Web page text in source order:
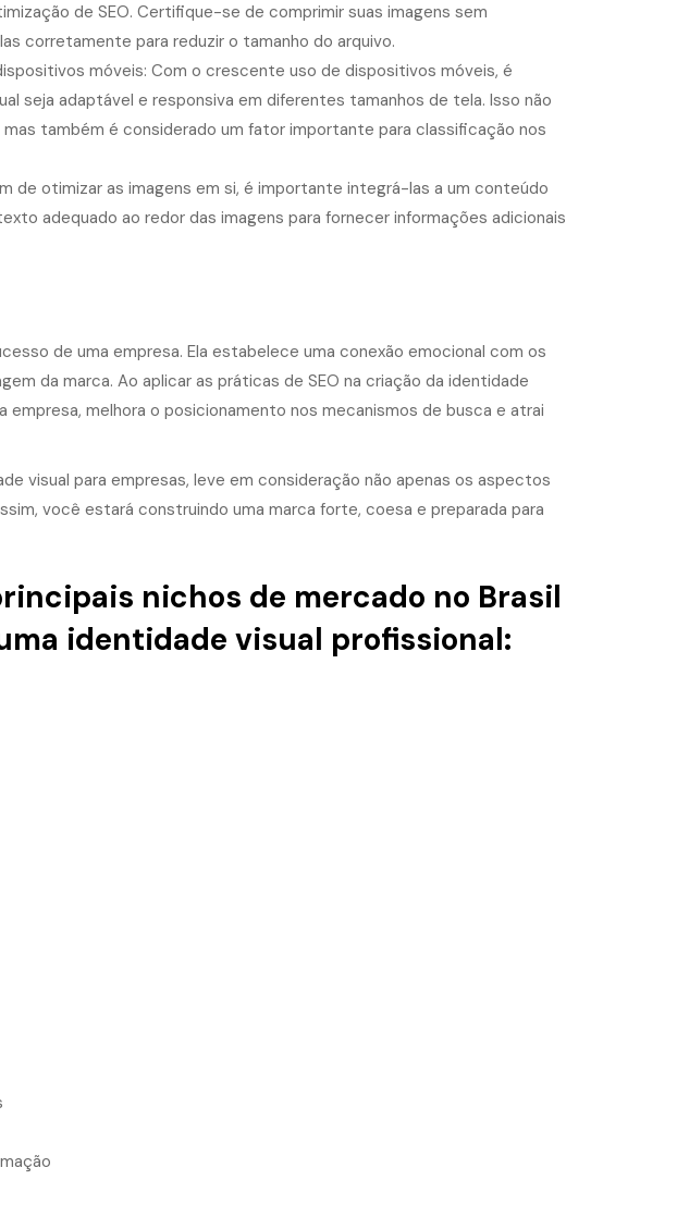
de SEO. Certifique-se de comprimir suas imagens sem
corretamente para reduzir o tamanho do arquivo.
móveis: Com o crescente uso de dispositivos móveis, é
seja adaptável e responsiva em diferentes tamanhos de tela. Isso não
mas também é considerado um fator importante para classificação nos
de otimizar as imagens em si, é importante integrá-las a um conteúdo
adequado ao redor das imagens para fornecer informações adicionais
de uma empresa. Ela estabelece uma conexão emocional com os
da marca. Ao aplicar as práticas de SEO na criação da identidade
empresa, melhora o posicionamento nos mecanismos de busca e atrai
visual para empresas, leve em consideração não apenas os aspectos
você estará construindo uma marca forte, coesa e preparada para
nichos de mercado no Brasil
identidade visual profissional: